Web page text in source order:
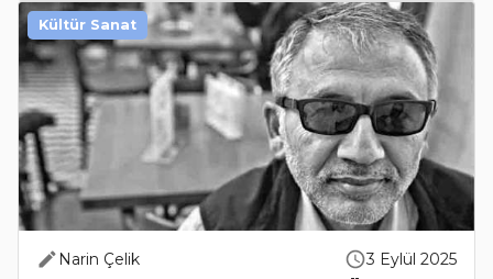
Narin Çelik 3 Eylül 2025
Kültür Sanat